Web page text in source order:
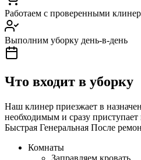
Работаем с проверенными
Выполним уборку день-в-день
Что входит в уборку
Наш клинер приезжает в
необходимым и сразу приступает
Быстрая Генеральная После
Комнаты
Заправляем кровать